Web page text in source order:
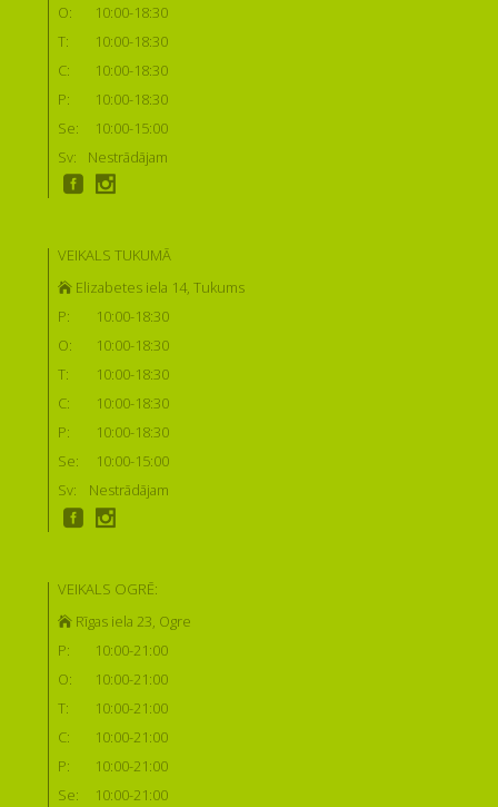
O:
10:00-18:30
T:
10:00-18:30
C:
10:00-18:30
P:
10:00-18:30
Se:
10:00-15:00
Sv:
Nestrādājam
VEIKALS TUKUMĀ
Elizabetes iela 14, Tukums
P:
10:00-18:30
O:
10:00-18:30
T:
10:00-18:30
C:
10:00-18:30
P:
10:00-18:30
Se:
10:00-15:00
Sv:
Nestrādājam
VEIKALS OGRĒ:
Rīgas iela 23, Ogre
P:
10:00-21:00
O:
10:00-21:00
T:
10:00-21:00
C:
10:00-21:00
P:
10:00-21:00
Se:
10:00-21:00